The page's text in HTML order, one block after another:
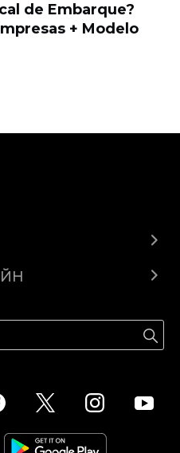
de Embarque?
+ Modelo